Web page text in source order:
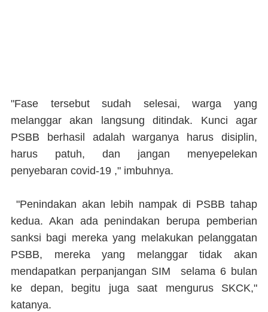
"Fase tersebut sudah selesai, warga yang
melanggar akan langsung ditindak. Kunci agar
PSBB berhasil adalah warganya harus disiplin,
harus patuh, dan jangan menyepelekan
penyebaran covid-19 ," imbuhnya.
"Penindakan akan lebih nampak di PSBB tahap
kedua. Akan ada penindakan berupa pemberian
sanksi bagi mereka yang melakukan pelanggatan
PSBB, mereka yang melanggar tidak akan
mendapatkan perpanjangan SIM selama 6 bulan
ke depan, begitu juga saat mengurus SKCK,"
katanya.